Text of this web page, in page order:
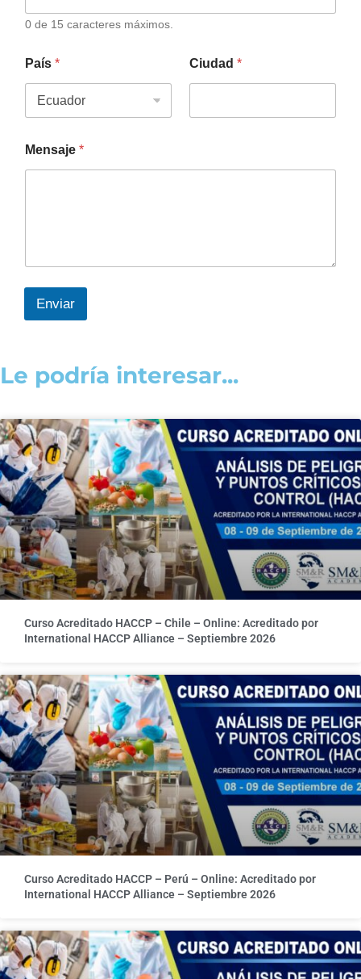
0 de 15 caracteres máximos.
País * Ciudad *
Mensaje *
Enviar
Le podría interesar...
Curso Acreditado HACCP – Chile – Online: Acreditado por
International HACCP Alliance – Septiembre 2026
Curso Acreditado HACCP – Perú – Online: Acreditado por
International HACCP Alliance – Septiembre 2026